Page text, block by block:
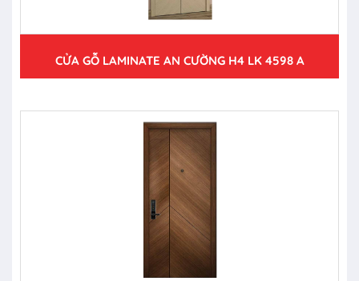
CỬA GỖ LAMINATE AN CƯỜNG H4 LK 4598 A